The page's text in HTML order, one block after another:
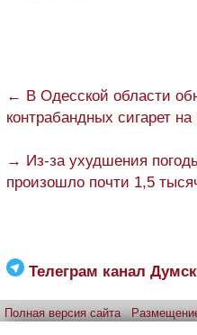
← В Одесской области
контрабандных сигарет
→ Из-за ухудшения
произошло почти 1,5
Телеграм канал
Полная версия сайта